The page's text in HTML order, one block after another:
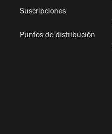
Suscripciones
Puntos de distribución